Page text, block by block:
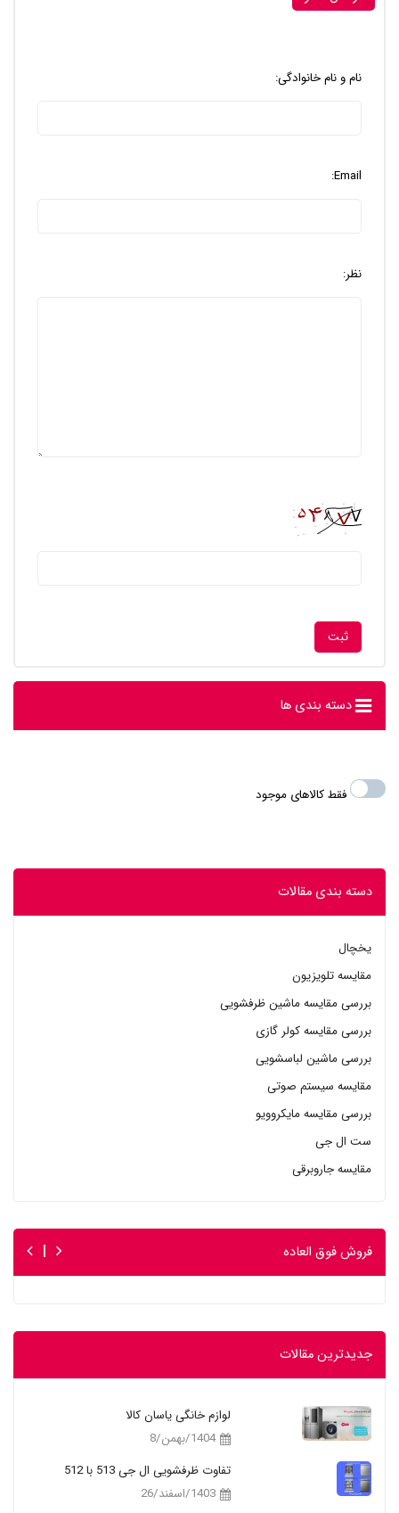
نام و نام خانوادگی:
Email:
نظر:
دسته بندی ها
فقط کالاهای موجود
دسته بندی مقالات
یخچال
مقایسه تلویزیون
بررسی مقایسه ماشین ظرفشویی
بررسی مقایسه کولر گازی
بررسی ماشین لباسشویی
مقایسه سیستم صوتی
بررسی مقایسه مایکروویو
ست ال جی
مقایسه جاروبرقی
فروش فوق العاده
جدیدترین مقالات
لوازم خانگی یاسان کالا
1404/بهمن/8
تفاوت ظرفشویی ال جی 513 با 512
1403/اسفند/26